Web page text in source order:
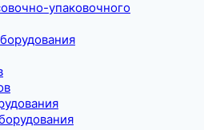
упаковочного